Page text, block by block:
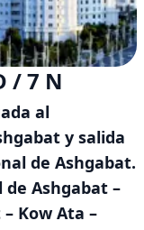
/ 7 N
al
y salida
de Ashgabat.
Ashgabat –
Kow Ata –